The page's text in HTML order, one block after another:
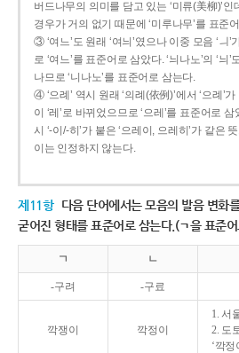
버드나무의 의미를 담고 있는 ‘미류(美柳)’인
경우가 거의 없기 때문에 ‘미루나무’를 표준
③ ‘여느’도 원래 ‘여늬’였으나 이중 모음 ‘ㅢ’
로 ‘여느’를 표준어로 삼았다. ‘늬나노’의 ‘늬
나므로 ‘니나노’를 표준어로 삼는다.
④ ‘으례’ 역시 원래 ‘의례(依例)’에서 ‘으례’
이 ‘레’로 바뀌었으므로 ‘으레’를 표준어로
시 ‘-이/-히’가 붙은 ‘으레이, 으레히’가 같은
이는 인정하지 않는다.
제11항 다음 단어에서는 모음의 발음 변화
굳어진 형태를 표준어로 삼는다.(ㄱ을 표준
ㄱ ㄴ
-구려 -구료
깍쟁이 깍정이
1. 서
2. 도
‘깍정